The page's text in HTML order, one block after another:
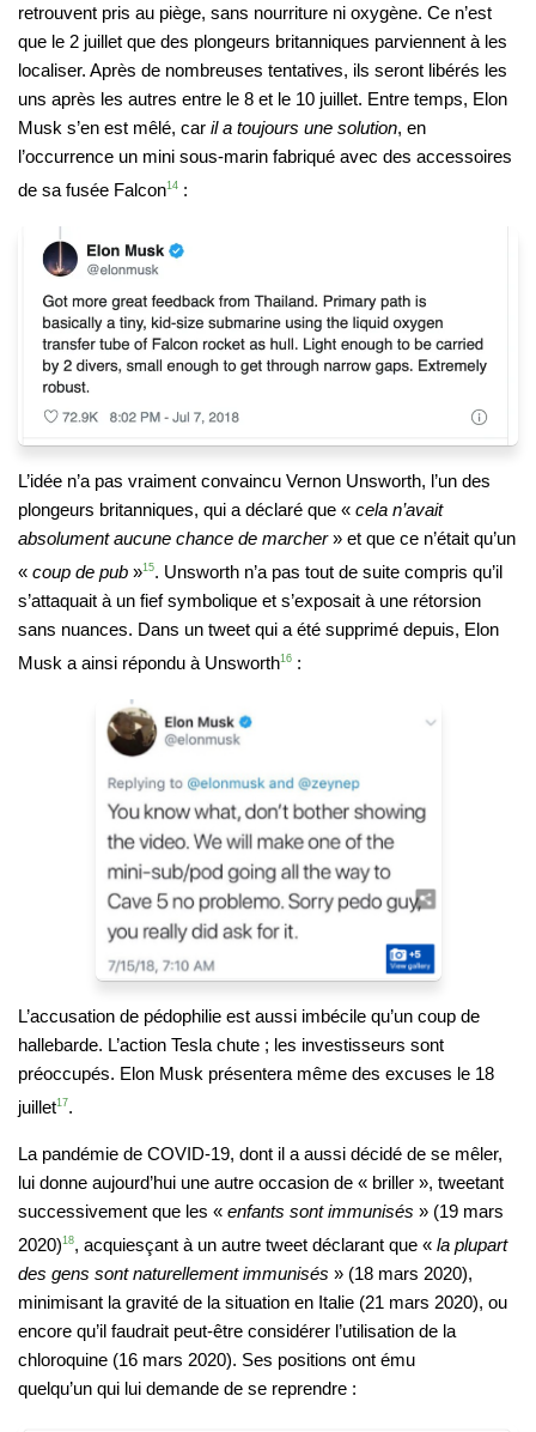
retrouvent pris au piège, sans nourriture ni oxygène. Ce n’est
que le 2 juillet que des plongeurs britanniques parviennent à les
localiser. Après de nombreuses tentatives, ils seront libérés les
uns après les autres entre le 8 et le 10 juillet. Entre temps, Elon
Musk s’en est mêlé, car il a toujours une solution, en
l’occurrence un mini sous-marin fabriqué avec des accessoires
de sa fusée Falcon14 :
L’idée n’a pas vraiment convaincu Vernon Unsworth, l’un des
plongeurs britanniques, qui a déclaré que « cela n’avait
absolument aucune chance de marcher» et que ce n’était qu’un
« coup de pub »15. Unsworth n’a pas tout de suite compris qu’il
s’attaquait à un fief symbolique et s’exposait à une rétorsion
sans nuances. Dans un tweet qui a été supprimé depuis, Elon
Musk a ainsi répondu à Unsworth16 :
L’accusation de pédophilie est aussi imbécile qu’un coup de
hallebarde. L’action Tesla chute ; les investisseurs sont
préoccupés. Elon Musk présentera même des excuses le 18
juillet17.
La pandémie de COVID-19, dont il a aussi décidé de se mêler,
lui donne aujourd’hui une autre occasion de « briller », tweetant
successivement que les « enfants sont immunisés » (19 mars
2020) 18, acquiesçant à un autre tweet déclarant que « la plupart
des gens sont naturellement immunisés » (18 mars 2020),
minimisant la gravité de la situation en Italie (21 mars 2020), ou
encore qu’il faudrait peut-être considérer l’utilisation de la
chloroquine (16 mars 2020). Ses positions ont ému
quelqu’un qui lui demande de se reprendre :